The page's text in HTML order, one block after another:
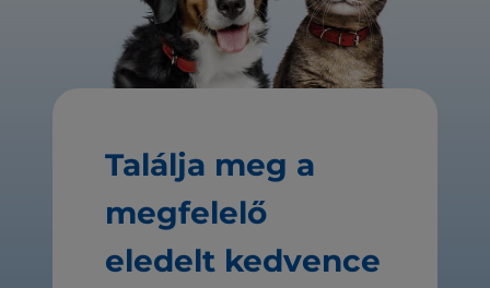
Találja meg a
megfelelő
eledelt kedvence